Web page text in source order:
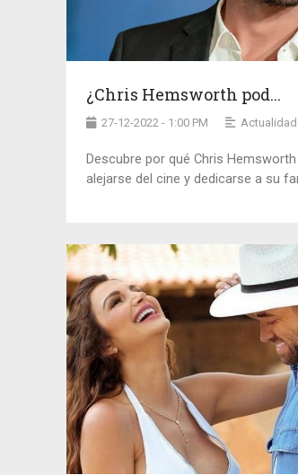
¿Chris Hemsworth pod...
27-12-2022 - 1:00 PM Actualidad
Descubre por qué Chris
alejarse del cine y dedicarse a su